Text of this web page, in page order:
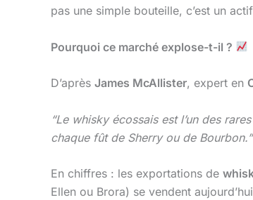
pas une simple bouteille, c’est un
Pourquoi ce marché explose-t-il ?
D’après James McAllister, expert en
“Le whisky écossais est l’un des
chaque fût de Sherry ou de Bourbon.”
En chiffres : les exportations de
Ellen ou Brora) se vendent